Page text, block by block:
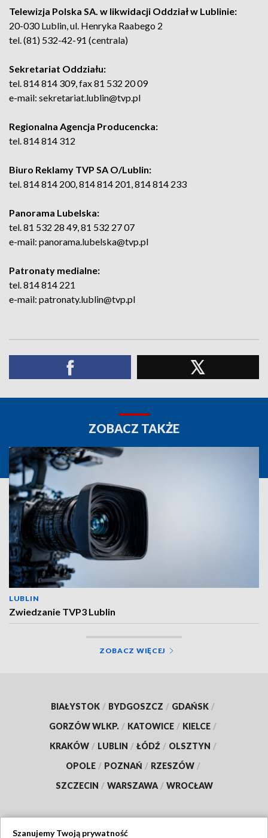
Telewizja Polska SA. w likwidacji Oddział w Lublinie:
20-030 Lublin, ul. Henryka Raabego 2
tel. (81) 532-42-91 (centrala)
Sekretariat Oddziału:
tel. 814 814 309, fax 81 532 20 09
e-mail: sekretariat.lublin@tvp.pl
Regionalna Agencja Producencka:
tel. 814 814 312
Biuro Reklamy TVP SA O/Lublin:
tel. 814 814 200, 814 814 201, 814 814 233
Panorama Lubelska:
tel. 81 532 28 49, 81 532 27 07
e-mail: panorama.lubelska@tvp.pl
Patronaty medialne:
tel. 814 814 221
e-mail: patronaty.lublin@tvp.pl
ZOBACZ TAKŻE
LUBLIN
Zwiedzanie TVP3 Lublin
ZOBACZ WIĘCEJ
BIAŁYSTOK / BYDGOSZCZ / GDAŃSK /
GORZÓW WLKP. / KATOWICE / KIELCE /
KRAKÓW / LUBLIN / ŁÓDŹ / OLSZTYN /
OPOLE / POZNAŃ / RZESZÓW /
SZCZECIN / WARSZAWA / WROCŁAW
Szanujemy Twoją prywatność